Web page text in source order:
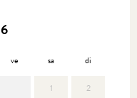
ve sa di
1 2